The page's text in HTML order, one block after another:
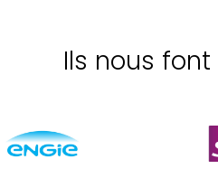
Ils nous